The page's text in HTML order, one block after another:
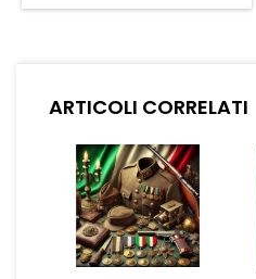
umanitario, perfetto per chi
presenta una stella d'argento
aggiungendo un tocco di...
ARTICOLI CORRELATI